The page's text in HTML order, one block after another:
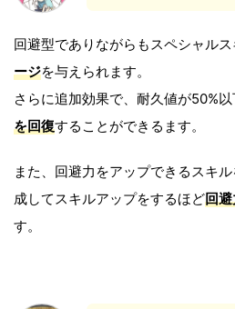
回避型でありながらもスペシャル
ージを与えられます。
さらに追加効果で、耐久値が50%
を回復することができるます。
また、回避力をアップできるスキ
成してスキルアップをするほど回
す。